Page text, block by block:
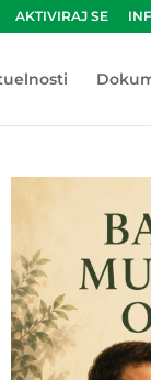
AKTIVIRAJ SE